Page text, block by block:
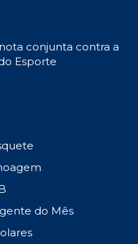
conjunta contra a
Esporte
do Mês